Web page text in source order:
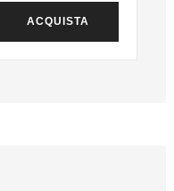
ACQUISTA